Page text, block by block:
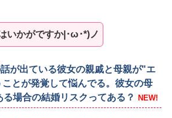
いかがですか|･ω･*)ノ
話が出ている彼女の親戚と母親が"エ
とが発覚して悩んでる。彼女の母
場合の結婚リスクってある？ NEW!